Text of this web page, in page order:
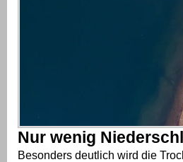
Nur wenig
Besonders deutlich wird die